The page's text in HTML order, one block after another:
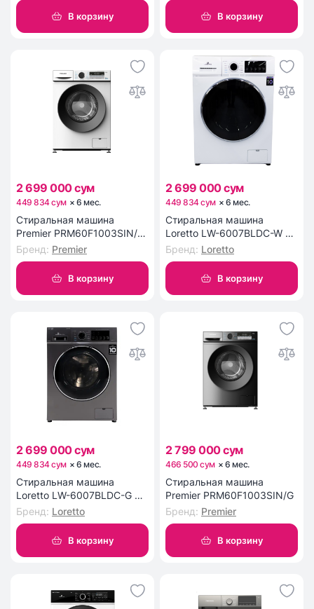
В корзину В корзину
2 699 000 сум
449 834 сум ×6 мес.
Стиральная машина
Premier PRM60F1003SIN/W
6 кг
Бренд: Premier
В корзину
2 699 000 сум
449 834 сум ×6 мес.
Стиральная машина
Loretto LW-6007BLDC-W 6
кг
Бренд: Loretto
В корзину
2 699 000 сум
449 834 сум ×6 мес.
Стиральная машина
Loretto LW-6007BLDC-G 6
кг
Бренд: Loretto
В корзину
2 799 000 сум
466 500 сум ×6 мес.
Стиральная машина
Premier PRM60F1003SIN/G
Бренд: Premier
В корзину